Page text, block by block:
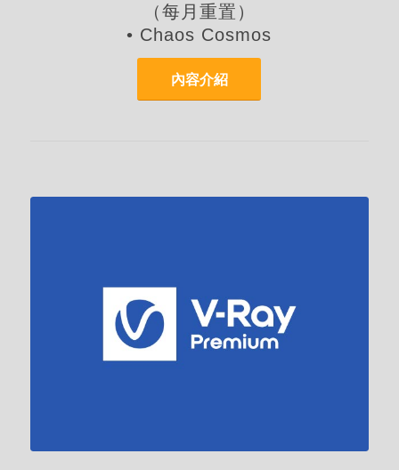
（每月重置）
• Chaos Cosmos
內容介紹